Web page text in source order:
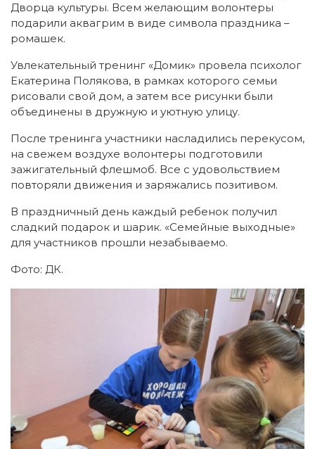
Дворца культуры. Всем желающим волонтеры
подарили аквагрим в виде символа праздника –
ромашек.
Увлекательный тренинг «Домик» провела психолог
Екатерина Полякова, в рамках которого семьи
рисовали свой дом, а затем все рисунки были
объединены в дружную и уютную улицу.
После тренинга участники насладились перекусом,
на свежем воздухе волонтеры подготовили
зажигательный флешмоб. Все с удовольствием
повторяли движения и заряжались позитивом.
В праздничный день каждый ребенок получил
сладкий подарок и шарик. «Семейные выходные»
для участников прошли незабываемо.
Фото: ДК.